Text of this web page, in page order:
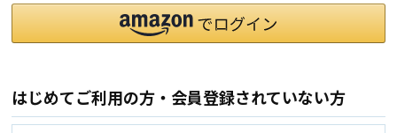
はじめてご利用の方・会員登録されていない方